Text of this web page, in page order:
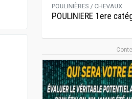
POULINIÈRES / CHEVAUX
POULINIERE 1ere